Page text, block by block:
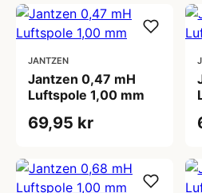
JANTZEN
Jantzen 0,47 mH
Luftspole 1,00 mm
69,95 kr